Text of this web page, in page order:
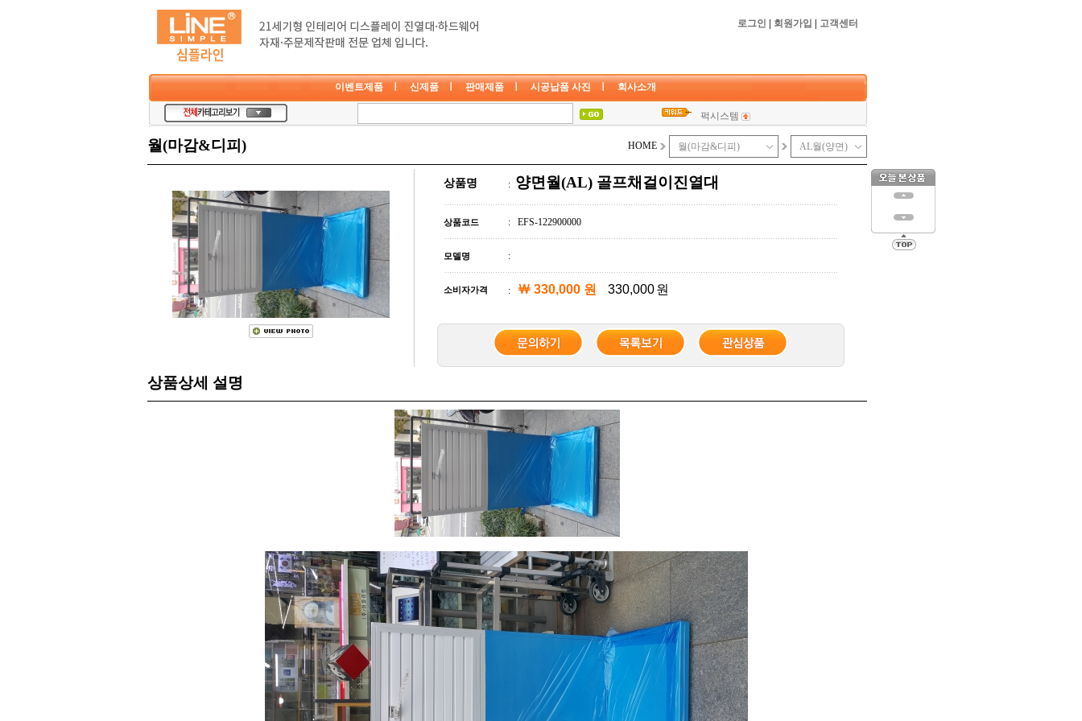
로그인 회원가입 고객센터
이벤트제품ㅣ 신제품ㅣ 판매제품ㅣ 시공납품 사진 회사소개
퍽시스템
찬넬 & 브라켓
월(마감&디피) HOME
상품명 : 양면월(AL) 골프채걸이진열대
상품코드 : EFS-122900000
모델명 :
소비자가격 : ￦ 330,000 원 원
상품상세 설명